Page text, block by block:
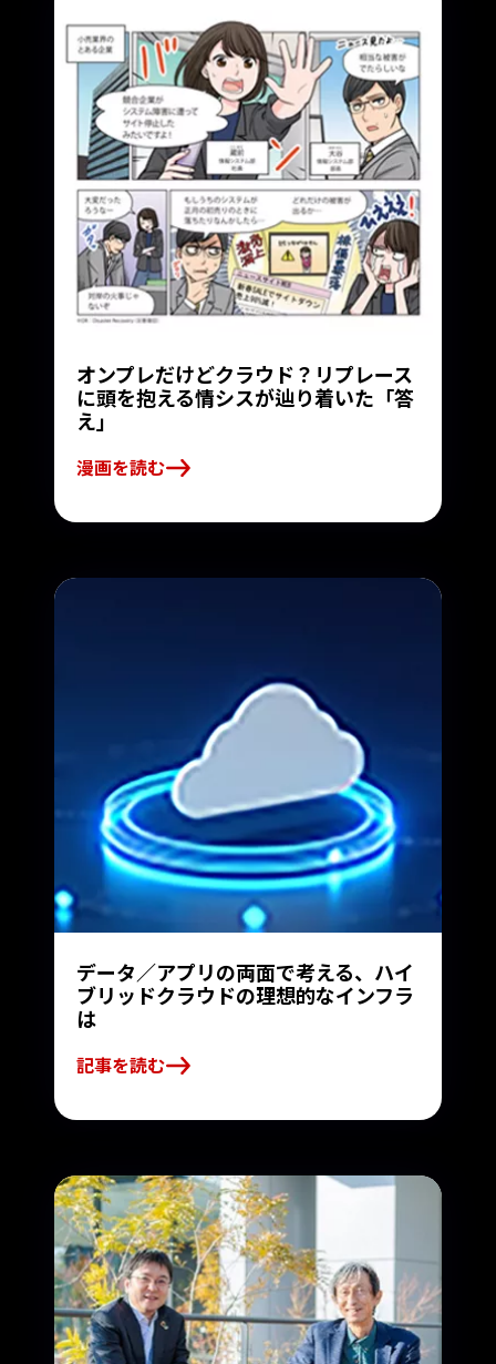
オンプレだけどクラウド？リプレース
に頭を抱える情シスが辿り着いた「答
え」
漫画を読む
データ／アプリの両面で考える、ハイ
ブリッドクラウドの理想的なインフラ
は
記事を読む